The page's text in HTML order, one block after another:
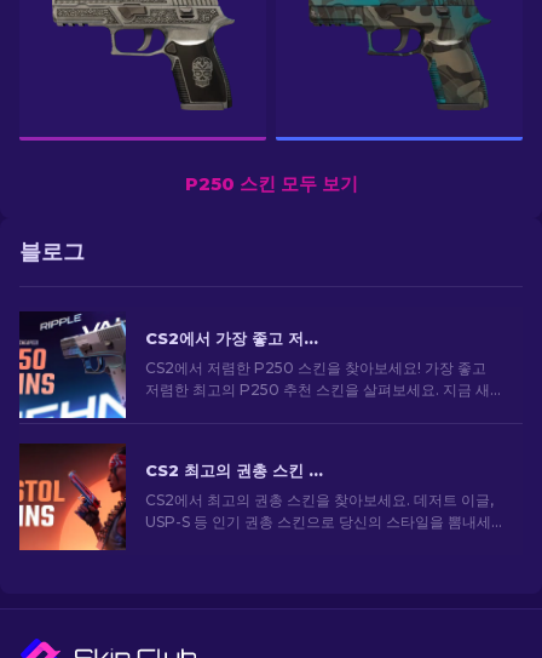
P250 스킨 모두 보기
블로그
CS2에서 가장 좋고 저렴한 P250 스킨 [2026]
CS2에서 저렴한 P250 스킨을 찾아보세요! 가장 좋고
저렴한 최고의 P250 추천 스킨을 살펴보세요. 지금 새
CS2 최고의 권총 스킨 [2026]
CS2에서 최고의 권총 스킨을 찾아보세요. 데저트 이글,
USP-S 등 인기 권총 스킨으로 당신의 스타일을 뽐내세